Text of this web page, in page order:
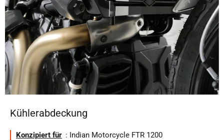
Kühlerabdeckung
Konzipiert für : Indian Motorcycle FTR 1200